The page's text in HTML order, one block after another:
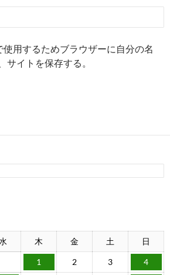
使用するためブラウザーに自分の名
サイトを保存する。
木 金 土 日
1 2 3 4